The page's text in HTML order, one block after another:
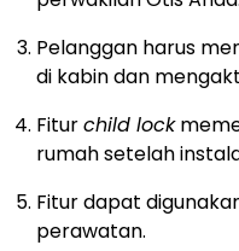
Pelanggan harus
di kabin dan
Fiturchild lock
rumah setelah
Fitur dapat
perawatan.